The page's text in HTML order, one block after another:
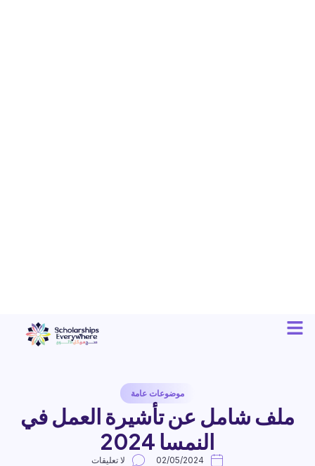
موضوعات عامة
ملف شامل عن تأشيرة العمل في
النمسا 2024
02/05/2024 لا تعليقات